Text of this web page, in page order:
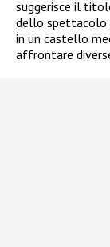
suggerisce il
dello spettacolo
in un castello
affrontare